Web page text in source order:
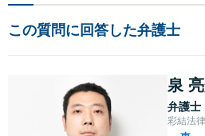
この質問に回答した弁護士
泉
弁護士
彩結法